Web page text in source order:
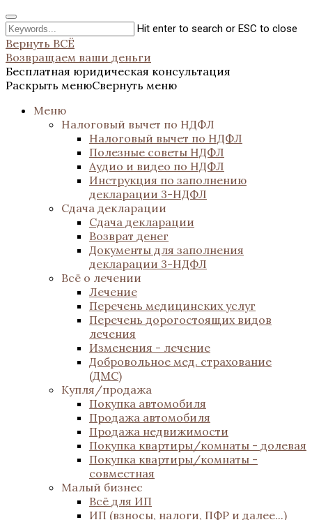
Hit enter to search or ESC to close
Вернуть ВСЁ
Возвращаем ваши деньги
Бесплатная юридическая консультация
Раскрыть менюСвернуть меню
Меню
Налоговый вычет по НДФЛ
Налоговый вычет по НДФЛ
Полезные советы НДФЛ
Аудио и видео по НДФЛ
Инструкция по заполнению
декларации 3-НДФЛ
Сдача декларации
Сдача декларации
Возврат денег
Документы для заполнения
декларации 3-НДФЛ
Всё о лечении
Лечение
Перечень медицинских услуг
Перечень дорогостоящих видов
лечения
Изменения - лечение
Добровольное мед. страхование
(ДМС)
Купля/продажа
Покупка автомобиля
Продажа автомобиля
Продажа недвижимости
Покупка квартиры/комнаты - долевая
Покупка квартиры/комнаты -
совместная
Малый бизнес
Всё для ИП
ИП (взносы, налоги, ПФР и далее...)